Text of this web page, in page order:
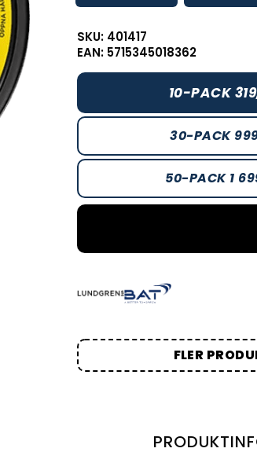
SKU: 401417
EAN: 5715345018362
10-PACK
30-PACK
50-PACK 1
FLER